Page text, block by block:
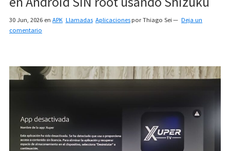
30 Jun, 2026 en APK Llamadas AplicacionesporThiago Sei
Deja un
comentario